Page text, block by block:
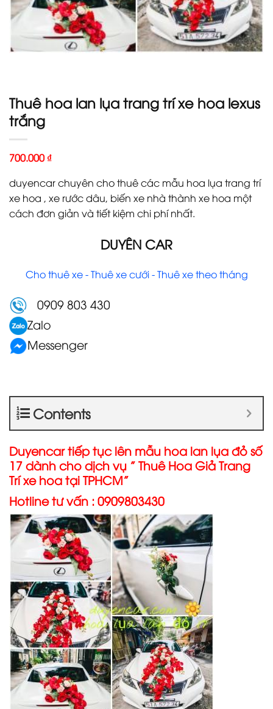
Thuê hoa lan lụa trang trí xe hoa lexus
trắng
700.000 ₫
duyencar chuyên cho thuê các mẫu hoa lụa trang trí
xe hoa , xe rước dâu, biến xe nhà thành xe hoa một
cách đơn giản và tiết kiệm chi phí nhất.
DUYÊN CAR
Cho thuê xe - Thuê xe cưới - Thuê xe theo tháng
0909 803 430
Zalo
Messenger
Contents
Duyencar tiếp tục lên mẫu hoa lan lụa đỏ số
17 dành cho dịch vụ ” Thuê Hoa Giả Trang
Trí xe hoa tại TPHCM”
Hotline tư vấn : 0909803430